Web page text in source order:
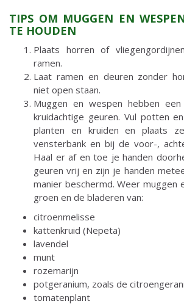
TIPS OM MUGGEN EN
TE HOUDEN
Plaats horren of
ramen.
Laat ramen en deuren zonder
niet open staan.
Muggen en wespen hebben
kruidachtige geuren. Vul potten
planten en kruiden en plaats
vensterbank en bij de voor-,
Haal er af en toe je handen
geuren vrij en zijn je handen
manier beschermd. Weer muggen
groen en de bladeren van:
citroenmelisse
kattenkruid (Nepeta)
lavendel
munt
rozemarijn
potgeranium, zoals de
tomatenplant